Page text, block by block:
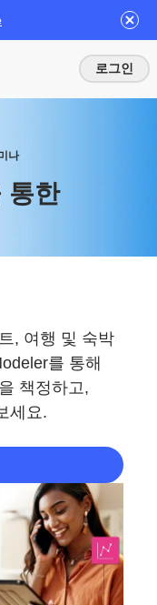
로그인
나
통한
, 여행 및 숙박
를 통해
책정하고,
세요.